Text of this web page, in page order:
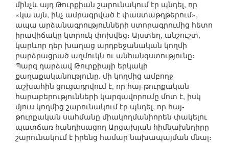
մինչև այդ Թուրքիան շարունակում էր պնդել, որ
«կա այն, ինչ ամրագրված է փաստաթղթերում»,
ապա արձանագրությունների ստորագրումից հետո
իրավիճակը կտրուկ փոխվեց։ Այստեղ, անշուշտ,
կարևոր դեր խաղաց արդբեջանական կողմի
բարձրացրած աղմուկն ու անհանգստությունը։
Պարզ դարձավ Թուրքիայի երկակի
քաղաքականությունը. մի կողմից ամբողջ
աշխահին ցուցադրվում է, որ հայ-թուրքական
հարաբերությունների կարգավորումը մոտ է, իսկ
մյուս կողմից շարունակում էր պնդել, որ հայ-
թուրքական սահմանը միակողմանիորեն փակելու
պատճառ հանդիսացող Արցախյան հիմնախնդիրը
շարունակում է իրենց համար նախապայման մնալ։